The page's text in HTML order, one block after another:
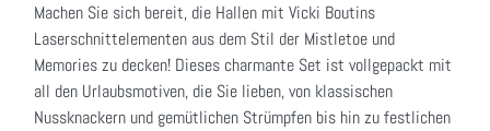
Machen Sie sich bereit, die Hallen mit Vicki Boutins
Laserschnittelementen aus dem Stil der Mistletoe und
Memories zu decken! Dieses charmante Set ist vollgepackt mit
all den Urlaubsmotiven, die Sie lieben, von klassischen
Nussknackern und gemütlichen Strümpfen bis hin zu festlichen